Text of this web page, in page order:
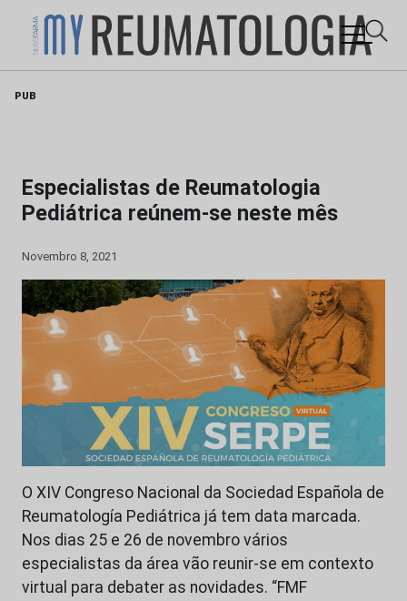
PUB
Especialistas de Reumatologia
Pediátrica reúnem-se neste mês
Novembro 8, 2021
O XIV Congreso Nacional da Sociedad Española de
Reumatología Pediátrica já tem data marcada.
Nos dias 25 e 26 de novembro vários
especialistas da área vão reunir-se em contexto
virtual para debater as novidades. “FMF